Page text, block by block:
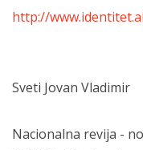
http://
Sveti Jovan Vladimir
Nacionalna revija -